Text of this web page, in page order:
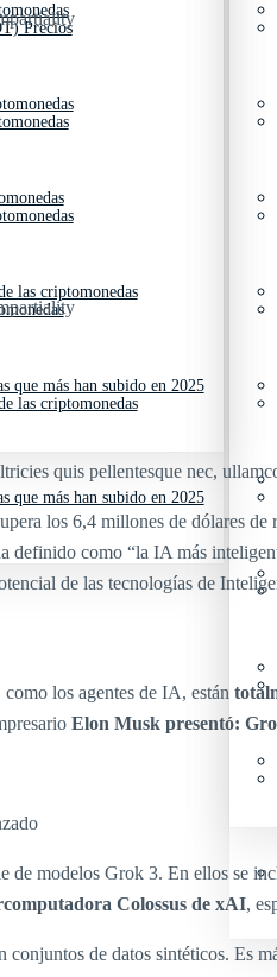
las criptomonedas
que más han subido en 2025
Precios
las criptomonedas
que más han subido en 2025
quis pellentesque nec,
los 6,4 millones de dólares de
definido como “la IA más
de las tecnologías de
los agentes de IA, están
Elon Musk presentó:
de modelos Grok 3. En ellos se
Colossus de xAI,
de datos sintéticos. Es